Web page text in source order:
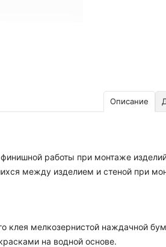
Описание
работы при монтаже
между изделием и стеной при
клея мелкозернистой наждачной
на водной основе.